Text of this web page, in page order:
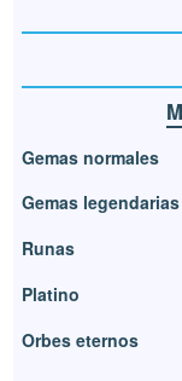
Gemas normales
Gemas legendarias
Runas
Platino
Orbes eternos